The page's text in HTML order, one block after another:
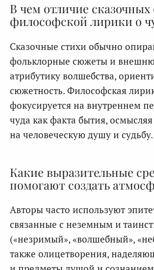
В чем отличие сказочных
философской лирики о
Сказочные стихи обычно
фольклорные сюжеты и
атрибутику волшебства,
сюжетность. Философская
фокусируется на внутреннем
чуда как факта бытия,
на человеческую душу и судьбу.
Какие выразительные
помогают создать
Авторы часто используют
связанные с неземным и
(«незримый», «волшебный»,
также олицетворения,